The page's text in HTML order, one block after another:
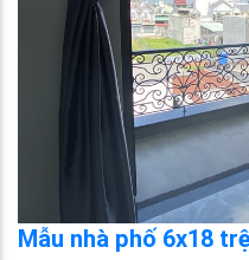
Mẫu nhà phố 6x18